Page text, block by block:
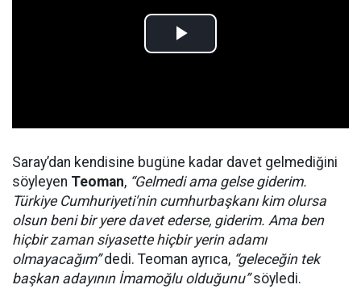
Saray’dan kendisine bugüne kadar davet gelmediğini
söyleyen Teoman, “Gelmedi ama gelse giderim.
Türkiye Cumhuriyeti'nin cumhurbaşkanı kim olursa
olsun beni bir yere davet ederse, giderim. Ama ben
hiçbir zaman siyasette hiçbir yerin adamı
olmayacağım”dedi. Teoman ayrıca, “geleceğin tek
başkan adayının İmamoğlu olduğunu”söyledi.